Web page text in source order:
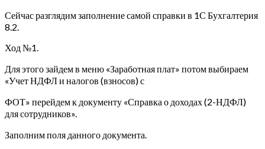
Сейчас разглядим заполнение самой справки в 1С Бухгалтерия
8.2.
Ход №1.
Для этого зайдем в меню «Заработная плат» потом выбираем
«Учет НДФЛ и налогов (взносов) с
ФОТ» перейдем к документу «Справка о доходах (2-НДФЛ)
для сотрудников».
Заполним поля данного документа.